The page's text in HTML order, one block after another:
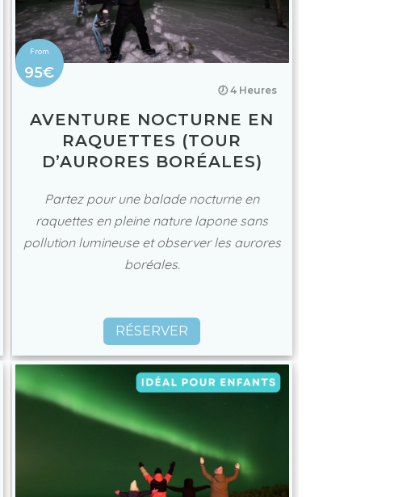
95€
🕖 4 Heures
AVENTURE NOCTURNE EN
RAQUETTES (TOUR
D’AURORES BORÉALES)
Partez pour une balade nocturne en
raquettes en pleine nature lapone sans
pollution lumineuse et observer les aurores
boréales.
RÉSERVER